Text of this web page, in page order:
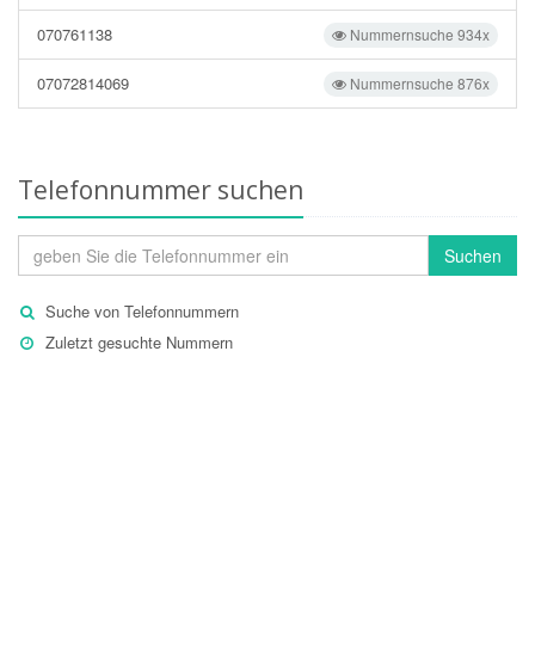
Nummernsuche 934x
070761138
Nummernsuche 876x
07072814069
Telefonnummer suchen
Suchen
Suche von Telefonnummern
Zuletzt gesuchte Nummern